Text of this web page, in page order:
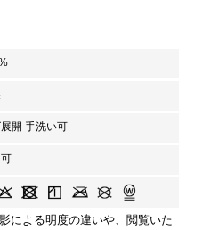
開 手洗い可
による明度の違いや、閲覧いた